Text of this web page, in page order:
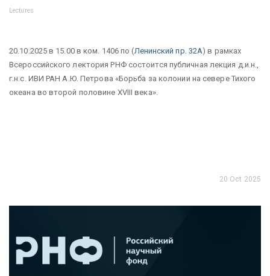
Lectures
20.10.2025 в 15.00 в ком. 1406 по (Ленинский пр. 32А) в рамках
Всероссийского лектория РНФ состоится публичная лекция д.и.н.,
г.н.с. ИВИ РАН А.Ю. Петрова «Борьба за колонии на севере Тихого
океана во второй половине XVIII века».
20 Oct 2025